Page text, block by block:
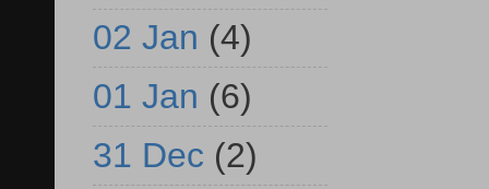
02 Jan (4)
01 Jan (6)
31 Dec (2)